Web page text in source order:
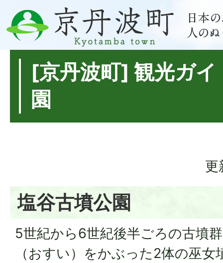
[京丹波町] 観光ガイ
園
更
塩谷古墳公園
5世紀から6世紀後半ごろの古墳
（おすい）をかぶった2体の巫